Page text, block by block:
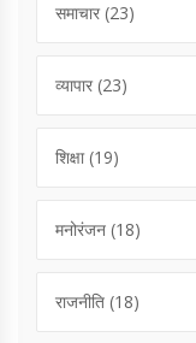
समाचार (23)
व्यापार (23)
शिक्षा(19)
मनोरंजन (18)
राजनीति (18)